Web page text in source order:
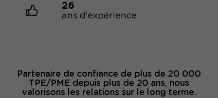
26
ans d'expérience
Partenaire de confiance de plus de 20 000
TPE/PME depuis plus de 20 ans, nous
valorisons les relations sur le long terme.